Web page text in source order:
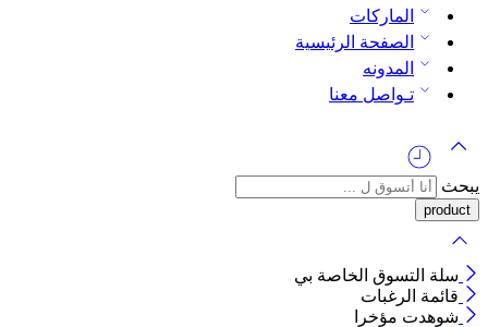
الماركات
الصفحة الرئيسية
المدونه
تـواصل معنا
يبحث
سلة التسوق الخاصة بي
قائمة الرغبات
شوهدت مؤخرا